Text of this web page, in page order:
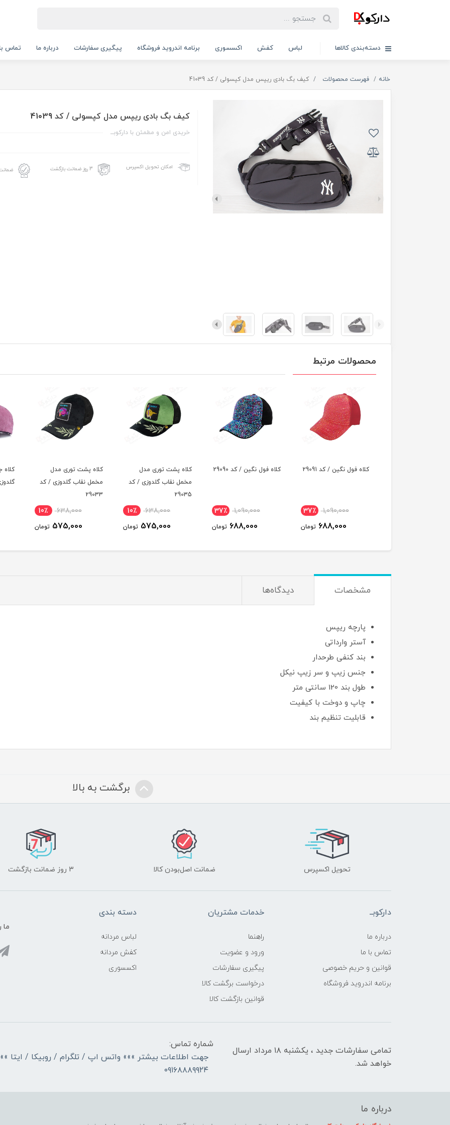
دسته‌بندی کالاها لباس کفش اکسسوری برنامه اندروید فروشگاه پیگیری سفارشات درباره ما تماس
خانه فهرست محصولات کیف بگ بادی ریپس مدل کپسولی / کد 41039
کیف بگ بادی ریپس مدل کپسولی / کد 41039
خریدی امن و مطمئن با دارکوبــ
امکان تحویل اکسپرس 3 روز ضمانت بازگشت
محصولات مرتبط
کلاه فول نگین / کد 29091
1,090,000 37٪
688,000 تومان
کلاه فول نگین / کد 29090
1,090,000 37٪
688,000 تومان
کلاه پشت توری مدل
مخمل نقاب گلدوزی / کد
29035
638,000 10٪
575,000 تومان
کلاه پشت توری مدل
مخمل نقاب گلدوزی / کد
29033
638,000 10٪
575,000 تومان
گلدوزی
مشخصات دیدگاه‌ها
پارچه ریپس
آستر وارداتی
بند کنفی طرحدار
جنس زیپ و سر زیپ نیکل
طول بند 120 سانتی متر
چاپ و دوخت با کیفیت
قابلیت تنظیم بند
برگشت به بالا
تحویل اکسپرس ضمانت اصل‌بودن کالا 3 روز ضمانت بازگشت
دارکوبــ
درباره ما
تماس با ما
قوانین و حریم خصوصی
برنامه اندروید فروشگاه
خدمات مشتریان
راهنما
ورود و عضویت
پیگیری سفارشات
درخواست برگشت کالا
قوانین بازگشت کالا
دسته بندی
لباس مردانه
کفش مردانه
اکسسوری
ما
تمامی سفارشات جدید ، یکشنبه ۱۸ مرداد ارسال
خواهد شد.
شماره تماس:
جهت اطلاعات بیشتر »»» واتس اپ / تلگرام / روبیکا / ایتا »»
۰۹۱۶۸۸۸۹۹۲۴
درباره ما